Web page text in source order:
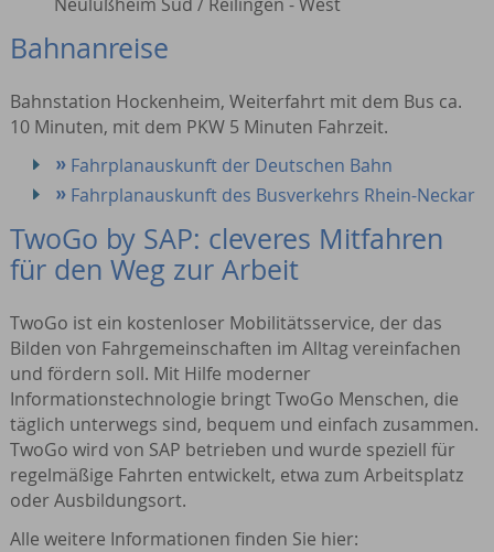
Bahnanreise
Bahnstation Hockenheim, Weiterfahrt mit dem Bus ca.
10 Minuten, mit dem PKW 5 Minuten Fahrzeit.
Fahrplanauskunft der Deutschen Bahn
Fahrplanauskunft des Busverkehrs Rhein-Neckar
TwoGo by SAP: cleveres Mitfahren
für den Weg zur Arbeit
TwoGo ist ein kostenloser Mobilitätsservice, der das
Bilden von Fahrgemeinschaften im Alltag vereinfachen
und fördern soll. Mit Hilfe moderner
Informationstechnologie bringt TwoGo Menschen, die
täglich unterwegs sind, bequem und einfach zusammen.
TwoGo wird von SAP betrieben und wurde speziell für
regelmäßige Fahrten entwickelt, etwa zum Arbeitsplatz
oder Ausbildungsort.
Alle weitere Informationen finden Sie hier: